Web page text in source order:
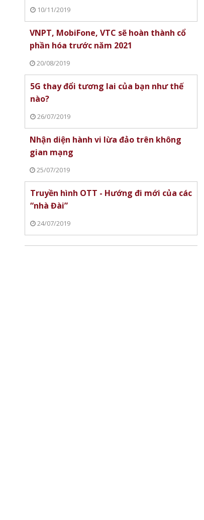
10/11/2019
VNPT, MobiFone, VTC sẽ hoàn thành cổ
phần hóa trước năm 2021
20/08/2019
5G thay đổi tương lai của bạn như thế
nào?
26/07/2019
Nhận diện hành vi lừa đảo trên không
gian mạng
25/07/2019
Truyền hình OTT - Hướng đi mới của các
“nhà Đài”
24/07/2019